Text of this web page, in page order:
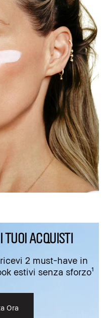
ACQUISTI
2 must-have in
estivi senza sforzo¹
Ora